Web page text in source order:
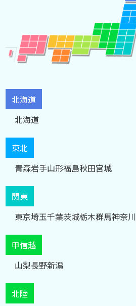
北海道
北海道
東北
青森岩手山形福島秋田宮城
関東
東京埼玉千葉茨城栃木群馬神奈川
甲信越
山梨長野新潟
北陸